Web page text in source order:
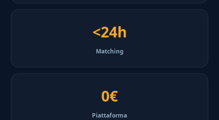
<24h
Matching
0€
Piattaforma